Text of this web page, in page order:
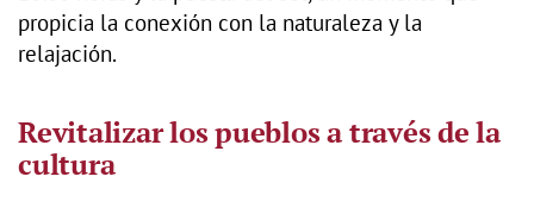
propicia la conexión con la naturaleza y la
relajación.
Revitalizar los pueblos a través de la
cultura